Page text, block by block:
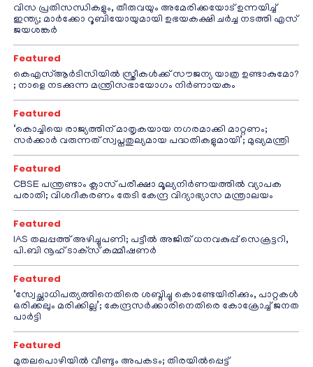
വിസ പ്രതിസന്ധികളും, തീരുവയും അമേരിക്കയോട് ഉന്നയിച്ച്
ഇന്ത്യ; മാർക്കോ റൂബിയോയുമായി ഉഭയകക്ഷി ചർച്ച നടത്തി എസ്
ജയശങ്കർ
Featured
കെഎസ്ആർടിസിയിൽ സ്ത്രീകൾക്ക് സൗജന്യ യാത്ര ഉണ്ടാകുമോ?
; നാളെ നടക്കുന്ന മന്ത്രിസഭായോഗം നിർണായകം
Featured
‘കൊച്ചിയെ രാജ്യത്തിന് മാതൃകയായ നഗരമാക്കി മാറ്റണം;
സർക്കാർ വരുന്നത് സ്വപ്നതുല്യമായ പദ്ധതികളുമായി’; മുഖ്യമന്ത്രി
Featured
CBSE പന്ത്രണ്ടാം ക്ലാസ് പരീക്ഷാ മൂല്യനിർണയത്തിൽ വ്യാപക
പരാതി; വിശദീകരണം തേടി കേന്ദ്ര വിദ്യാഭ്യാസ മന്ത്രാലയം
Featured
IAS തലപ്പത്ത് അഴിച്ചുപണി; പട്ടീല്‍ അജിത് ധനവകുപ്പ് സെക്രട്ടറി,
പി.ബി നൂഹ് ടാക്‌സ് കമ്മീഷണര്‍
Featured
‘സ്വേച്ഛാധിപത്യത്തിനെതിരെ ശബ്ദിച്ചു കൊണ്ടേയിരിക്കും, പാറ്റകൾ
ഒരിക്കലും മരിക്കില്ല’; കേന്ദ്രസർക്കാരിനെതിരെ കോക്രോച്ച് ജനത
പാർട്ടി
Featured
മുതലപൊഴിയിൽ വീണ്ടും അപകടം; തിരയിൽപ്പെട്ട്